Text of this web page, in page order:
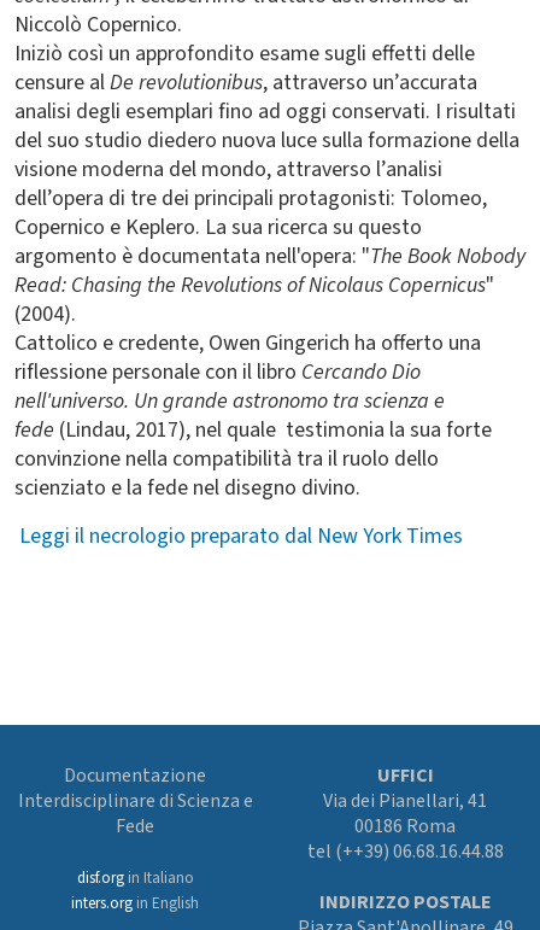
Niccolò Copernico.
Iniziò così un approfondito esame sugli effetti delle
censure alDe revolutionibus, attraverso un’accurata
analisi degli esemplari fino ad oggi conservati. I risultati
del suo studio diedero nuova luce sulla formazione della
visione moderna del mondo, attraverso l’analisi
dell’opera di tre dei principali protagonisti: Tolomeo,
Copernico e Keplero. La sua ricerca su questo
argomento è documentata nell'opera: "The Book Nobody
Read: Chasing the Revolutions of Nicolaus Copernicus"
(2004).
Cattolico e credente, Owen Gingerich ha offerto una
riflessione personale con il libro Cercando Dio
nell'universo. Un grande astronomo tra scienza e
fede (Lindau, 2017), nel quale testimonia la sua forte
convinzione nella compatibilità tra il ruolo dello
scienziato e la fede nel disegno divino.
Leggi il necrologio preparato dal New York Times
Documentazione
Interdisciplinare di Scienza e
Fede
disf.orgin Italiano
inters.org in English
UFFICI
Via dei Pianellari, 41
00186 Roma
tel (++39) 06.68.16.44.88
INDIRIZZO POSTALE